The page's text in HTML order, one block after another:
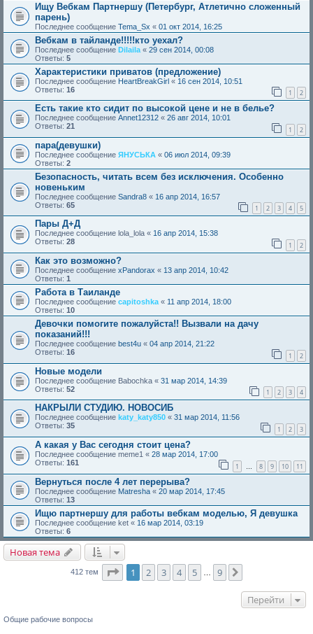
Ищу Вебкам Партнершу (Петербург, Атлетично сложенный
парень)
Последнее сообщение Tema_Sx « 01 окт 2014, 16:25
Вебкам в тайланде!!!!!кто уехал?
Последнее сообщение Dilaila « 29 сен 2014, 00:08
Ответы: 5
Характеристики приватов (предложение)
Последнее сообщение HeartBreakGirl « 16 сен 2014, 10:51
Ответы: 16 1 2
Есть такие кто сидит по высокой цене и не в белье?
Последнее сообщение Annet12312 « 26 авг 2014, 10:01
Ответы: 21 1 2
пара(девушки)
Последнее сообщение ЯНУСЬКА « 06 июл 2014, 09:39
Ответы: 2
Безопасность, читать всем без исключения. Особенно
новеньким
Последнее сообщение Sandra8 « 16 апр 2014, 16:57
Ответы: 65 1 2 3 4 5
Пары Д+Д
Последнее сообщение lola_lola « 16 апр 2014, 15:38
Ответы: 28 1 2
Как это возможно?
Последнее сообщение xPandorax « 13 апр 2014, 10:42
Ответы: 1
Работа в Таиланде
Последнее сообщение capitoshka « 11 апр 2014, 18:00
Ответы: 10
Девочки помогите пожалуйста!! Вызвали на дачу
показаний!!!
Последнее сообщение best4u « 04 апр 2014, 21:22
Ответы: 16 1 2
Новые модели
Последнее сообщение Babochka « 31 мар 2014, 14:39
Ответы: 52 1 2 3 4
НАКРЫЛИ СТУДИЮ. НОВОСИБ
Последнее сообщение katy_katy850 « 31 мар 2014, 11:56
Ответы: 35 1 2 3
А какая у Вас сегодня стоит цена?
Последнее сообщение meme1 « 28 мар 2014, 17:00
Ответы: 161 1 … 8 9 10 11
Вернуться после 4 лет перерыва?
Последнее сообщение Matresha « 20 мар 2014, 17:45
Ответы: 13
Ищю партнершу для работы вебкам моделью, Я девушка
Последнее сообщение ket « 16 мар 2014, 03:19
Ответы: 6
Новая тема
412 тем Страница1 из
1 2 3 4 5 9
Перейти
Общие рабочие вопросы